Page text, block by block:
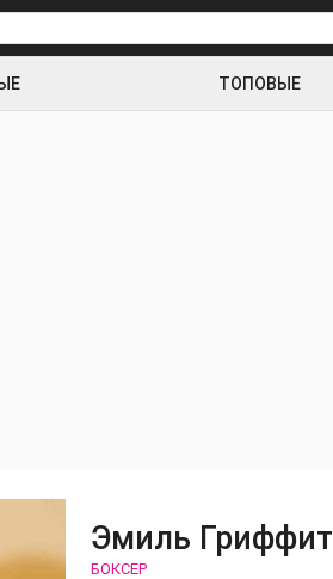
ТОПОВЫЕ
Эмиль Гриффит
БОКСЕР